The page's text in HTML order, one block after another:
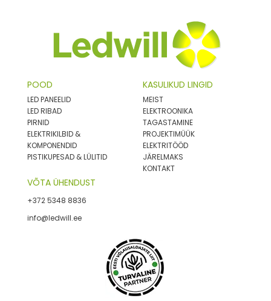
POOD
LED PANEELID
LED RIBAD
PIRNID
ELEKTRIKILBID &
KOMPONENDID
PISTIKUPESAD & LÜLITID
KASULIKUD LINGID
MEIST
ELEKTROONIKA
TAGASTAMINE
PROJEKTIMÜÜK
ELEKTRITÖÖD
JÄRELMAKS
KONTAKT
VÕTA ÜHENDUST
+372 5348 8836
info@ledwill.ee